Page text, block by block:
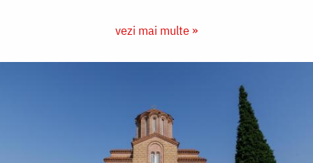
vezi mai multe »